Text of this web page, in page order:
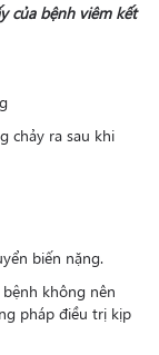
củabệnh viêm kết
chảy ra sau khi
biến nặng.
không nên
pháp điều trị kịp